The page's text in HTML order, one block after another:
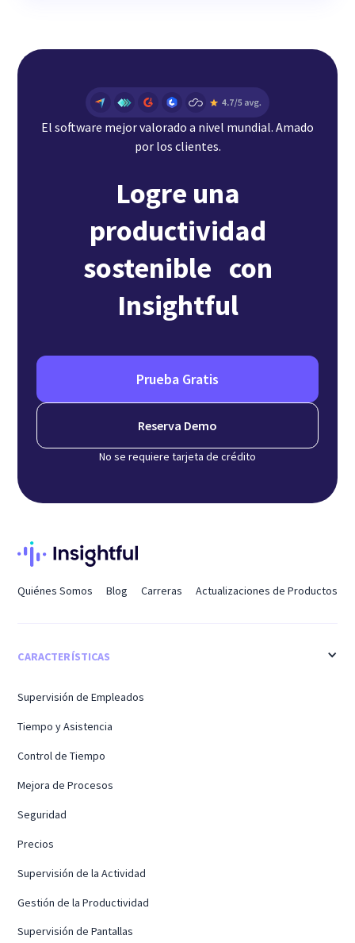
El software mejor valorado a nivel mundial. Amado
por los clientes.
Logre una
productividad
sostenible con
Insightful
Prueba Gratis
Reserva Demo
No se requiere tarjeta de crédito
Quiénes Somos Blog Carreras Actualizaciones de Productos
CARACTERÍSTICAS
Supervisión de Empleados
Tiempo y Asistencia
Control de Tiempo
Mejora de Procesos
Seguridad
Precios
Supervisión de la Actividad
Gestión de la Productividad
Supervisión de Pantallas